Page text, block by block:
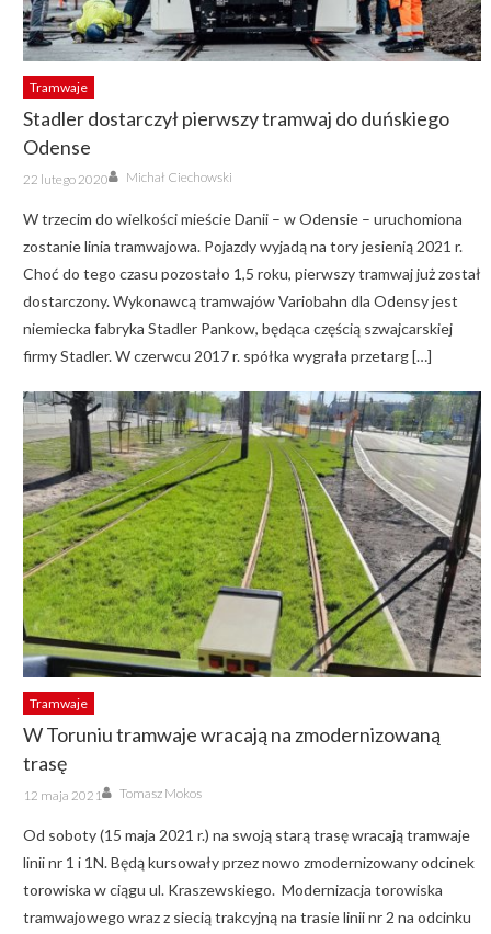
Tramwaje
Stadler dostarczył pierwszy tramwaj do duńskiego
Odense
Posted
on
22 lutego 2020 Author
Michał Ciechowski
W trzecim do wielkości mieście Danii – w Odensie – uruchomiona
zostanie linia tramwajowa. Pojazdy wyjadą na tory jesienią 2021 r.
Choć do tego czasu pozostało 1,5 roku, pierwszy tramwaj już został
dostarczony. Wykonawcą tramwajów Variobahn dla Odensy jest
niemiecka fabryka Stadler Pankow, będąca częścią szwajcarskiej
firmy Stadler. W czerwcu 2017 r. spółka wygrała przetarg […]
Tramwaje
W Toruniu tramwaje wracają na zmodernizowaną
trasę
Posted
on
12 maja 2021 Author
Tomasz Mokos
Od soboty (15 maja 2021 r.) na swoją starą trasę wracają tramwaje
linii nr 1 i 1N. Będą kursowały przez nowo zmodernizowany odcinek
torowiska w ciągu ul. Kraszewskiego. Modernizacja torowiska
tramwajowego wraz z siecią trakcyjną na trasie linii nr 2 na odcinku